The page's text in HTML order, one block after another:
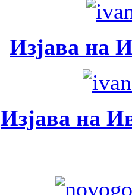
Изјава на
Изјава на